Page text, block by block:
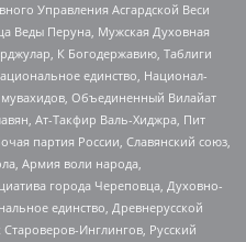
Управления Асгардской Веси
Веды Перуна, Мужская Духовная
К Богодержавию, Таблиги
единство, Национал-
Объединенный Вилайат
Ат-Такфир Валь-Хиджра, Пит
партия России, Славянский союз,
Армия воли народа,
города Череповца, Духовно-
единство, Древнерусской
Инглингов, Русский